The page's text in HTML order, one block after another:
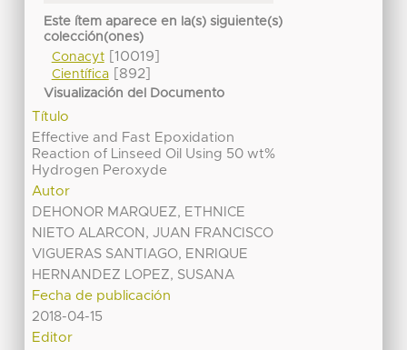
Este ítem aparece en la(s) siguiente(s)
colección(ones)
Conacyt[10019]
Científica[892]
Visualización del Documento
Título
Effective and Fast Epoxidation
Reaction of Linseed Oil Using 50 wt%
Hydrogen Peroxyde
Autor
DEHONOR MARQUEZ, ETHNICE
NIETO ALARCON, JUAN FRANCISCO
VIGUERAS SANTIAGO, ENRIQUE
HERNANDEZ LOPEZ, SUSANA
Fecha de publicación
2018-04-15
Editor